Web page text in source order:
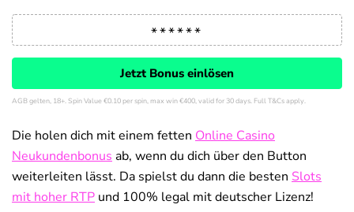
Jetzt Bonus einlösen
AGB gelten, 18+. Spin Value €0.10 per spin, max win €400, valid for 30 days. Full T&Cs apply.
Die holen dich mit einem fetten Online Casino
Neukundenbonus ab, wenn du dich über den Button
weiterleiten lässt. Da spielst du dann die besten Slots
mit hoher RTP und 100% legal mit deutscher Lizenz!